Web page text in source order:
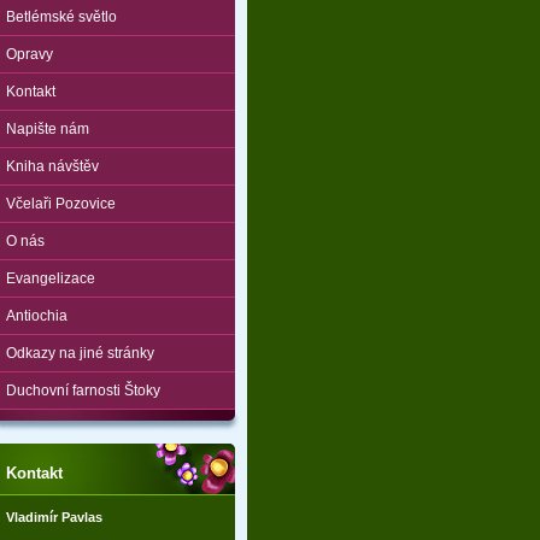
Betlémské světlo
Opravy
Kontakt
Napište nám
Kniha návštěv
Včelaři Pozovice
O nás
Evangelizace
Antiochia
Odkazy na jiné stránky
Duchovní farnosti Štoky
Kontakt
Vladimír Pavlas